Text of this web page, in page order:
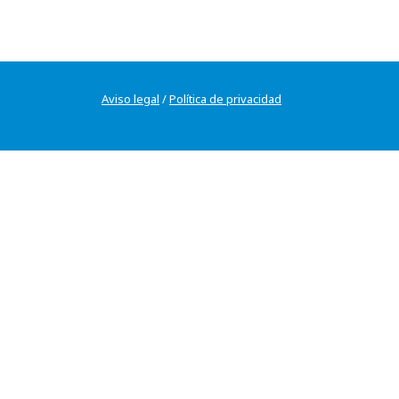
Aviso legal /Política de privacidad